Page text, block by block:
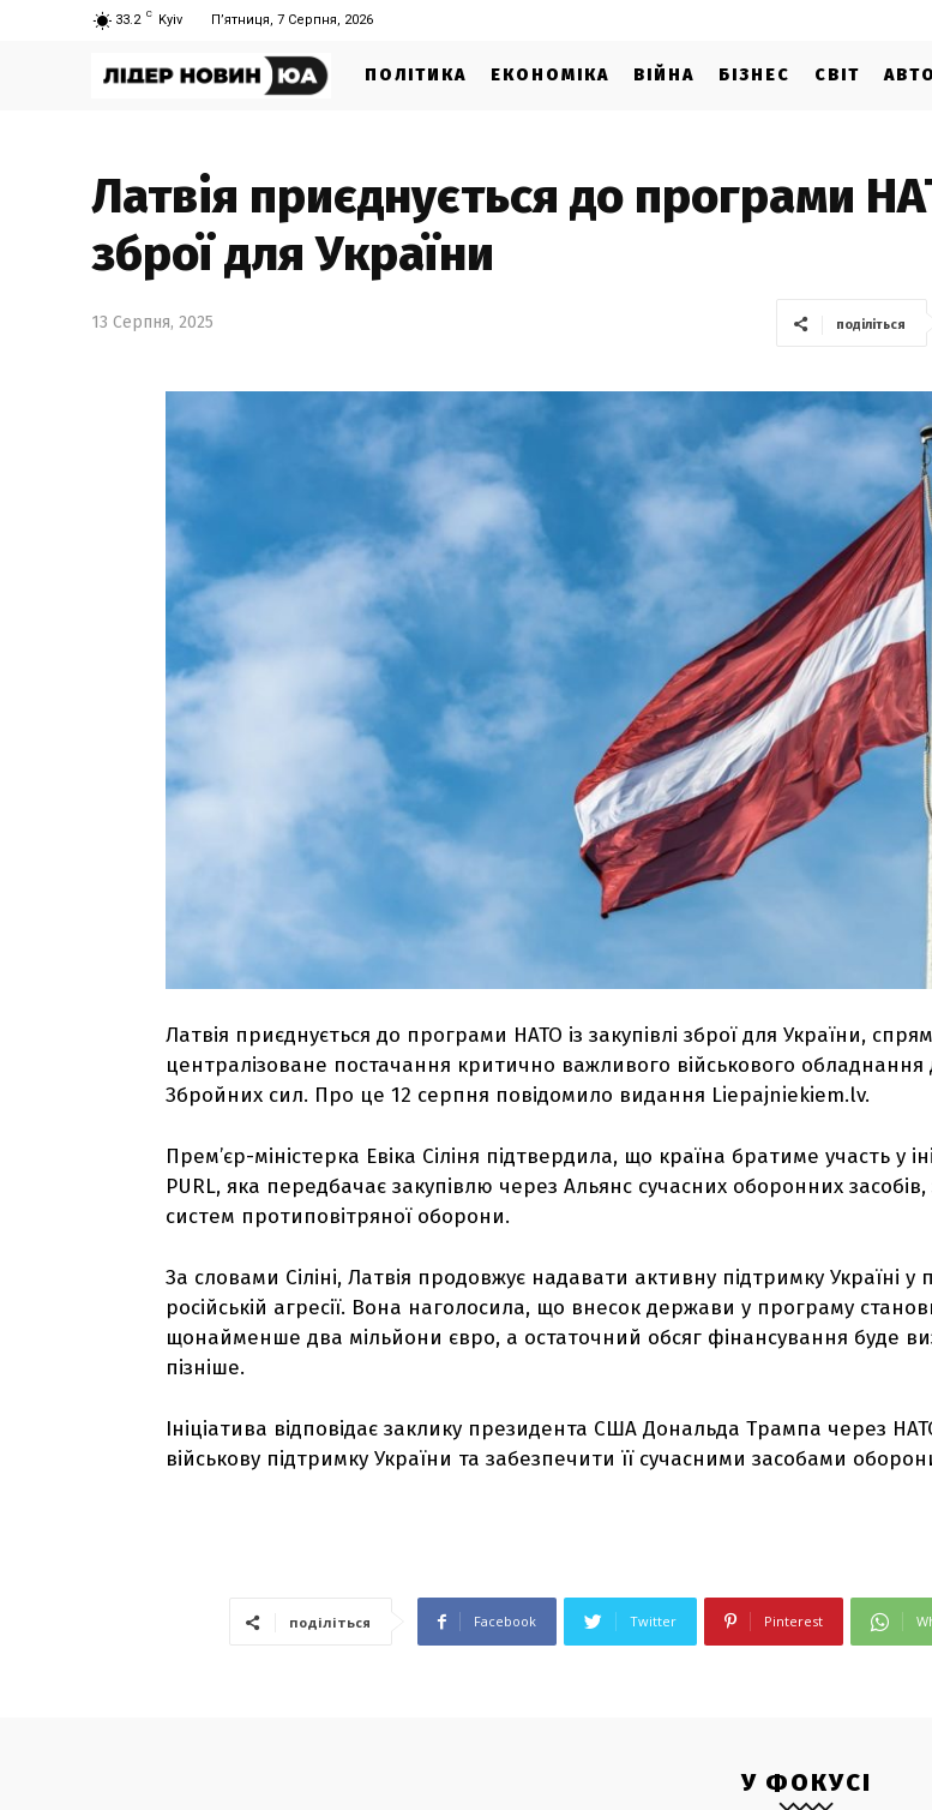
33.2 C Kyiv П’ятниця, 7 Серпня, 2026
ПОЛІТИКА ЕКОНОМІКА ВІЙНА БІЗНЕС СВІТ АВТО
Латвія приєднується до програми
зброї для України
13 Серпня, 2025 поділіться
Латвія приєднується до програми НАТО із закупівлі зброї для України,
централізоване постачання критично важливого військового обладнання
Збройних сил. Про це 12 серпня повідомило видання Liepajniekiem.lv.
Прем’єр-міністерка Евіка Сіліня підтвердила, що країна братиме участь у
PURL, яка передбачає закупівлю через Альянс сучасних оборонних
систем протиповітряної оборони.
За словами Сіліні, Латвія продовжує надавати активну підтримку Україні у
російській агресії. Вона наголосила, що внесок держави у програму
щонайменше два мільйони євро, а остаточний обсяг фінансування буде
пізніше.
Ініціатива відповідає заклику президента США Дональда Трампа через
військову підтримку України та забезпечити її сучасними засобами
поділіться Facebook Twitter Pinterest
У ФОКУСІ